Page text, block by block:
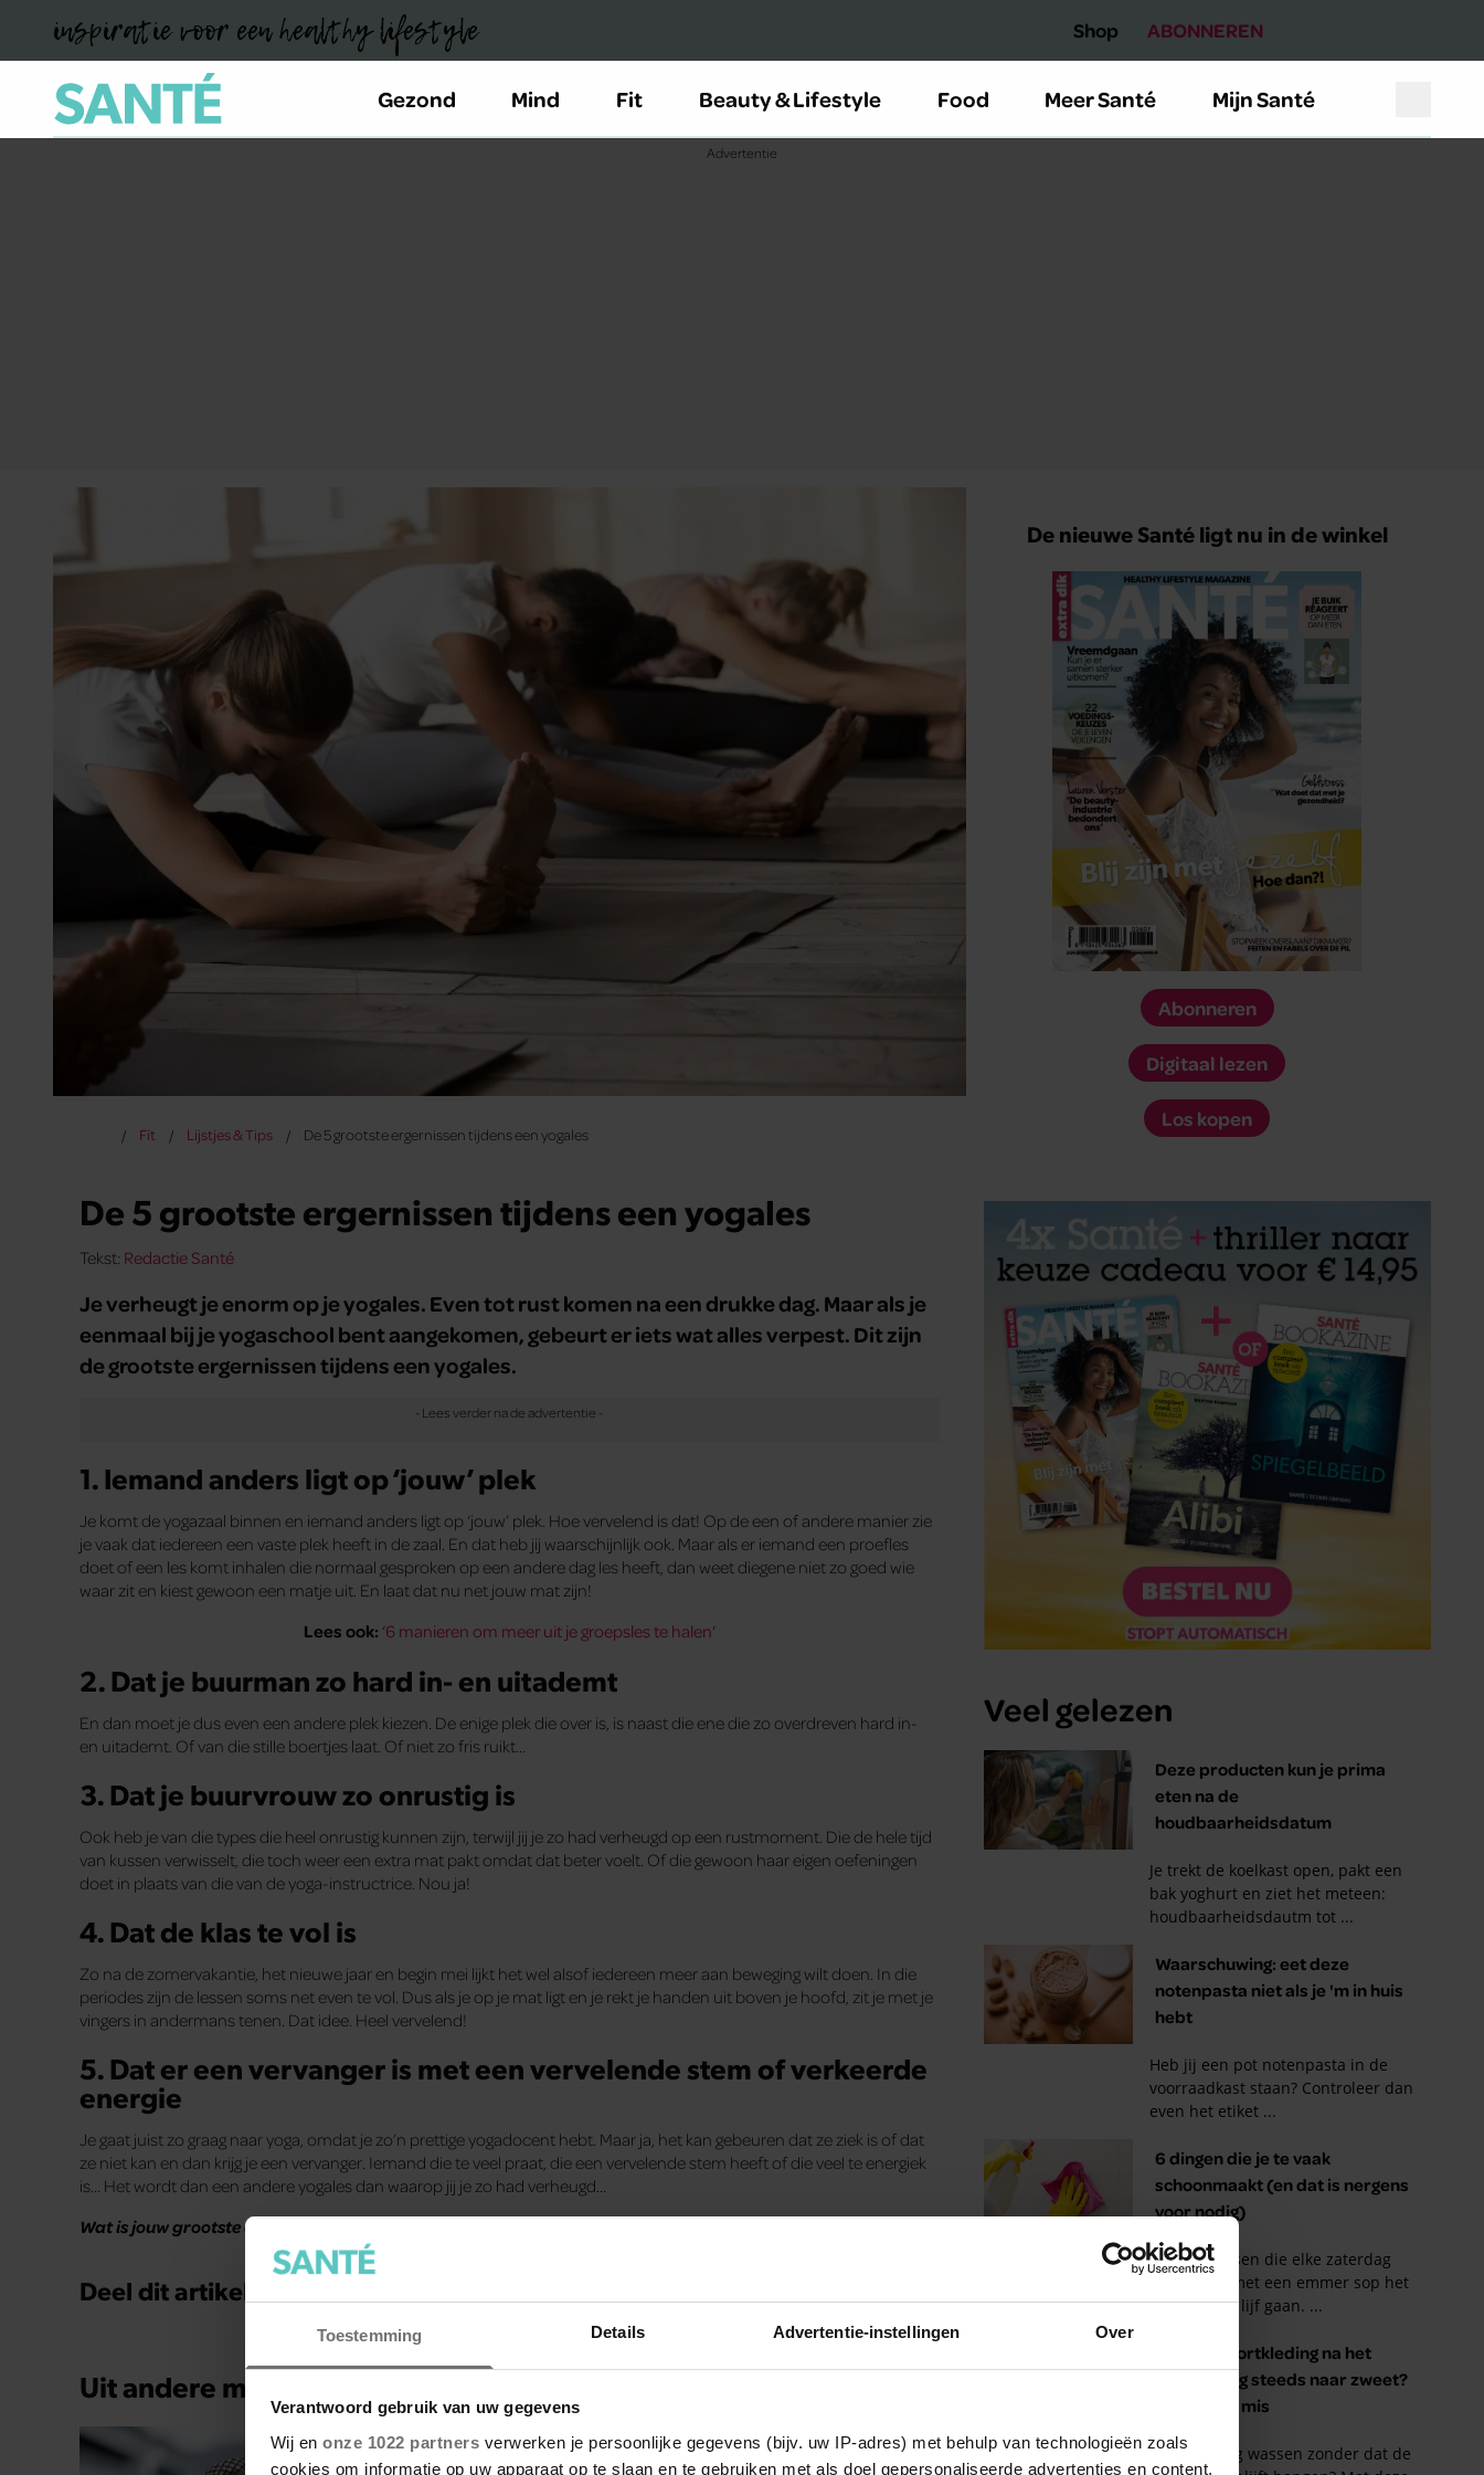
Toestemming Details Advertentie-instellingen Over
Verantwoord gebruik van uw gegevens
Wij en onze 1022 partners verwerken je persoonlijke gegevens (bijv. uw IP-adres) met behulp van technologieën zoals
cookies om informatie op uw apparaat op te slaan en te gebruiken met als doel gepersonaliseerde advertenties en content,
inspiratie voor een healthy lifestyle Shop ABONNEREN
Gezond Mind Fit Beauty & Lifestyle Food Meer Santé Mijn Santé
Fit Lijstjes & Tips De 5 grootste ergernissen tijdens een yogales
De 5 grootste ergernissen tijdens een yogales
Tekst: Redactie Santé
Je verheugt je enorm op je yogales. Even tot rust komen na een drukke dag. Maar als je
eenmaal bij je yogaschool bent aangekomen, gebeurt er iets wat alles verpest. Dit zijn
de grootste ergernissen tijdens een yogales.
1. Iemand anders ligt op ‘jouw’ plek
Je komt de yogazaal binnen en iemand anders ligt op ‘jouw’ plek. Hoe vervelend is dat! Op de een of andere manier zie
je vaak dat iedereen een vaste plek heeft in de zaal. En dat heb jij waarschijnlijk ook. Maar als er iemand een proefles
doet of een les komt inhalen die normaal gesproken op een andere dag les heeft, dan weet diegene niet zo goed wie
waar zit en kiest gewoon een matje uit. En laat dat nu net jouw mat zijn!
Lees ook: ‘6 manieren om meer uit je groepsles te halen‘
2. Dat je buurman zo hard in- en uitademt
En dan moet je dus even een andere plek kiezen. De enige plek die over is, is naast die ene die zo overdreven hard in-
en uitademt. Of van die stille boertjes laat. Of niet zo fris ruikt…
3. Dat je buurvrouw zo onrustig is
Ook heb je van die types die heel onrustig kunnen zijn, terwijl jij je zo had verheugd op een rustmoment. Die de hele tijd
van kussen verwisselt, die toch weer een extra mat pakt omdat dat beter voelt. Of die gewoon haar eigen oefeningen
doet in plaats van die van de yoga-instructrice. Nou ja!
4. Dat de klas te vol is
Zo na de zomervakantie, het nieuwe jaar en begin mei lijkt het wel alsof iedereen meer aan beweging wilt doen. In die
periodes zijn de lessen soms net even te vol. Dus als je op je mat ligt en je rekt je handen uit boven je hoofd, zit je met je
vingers in andermans tenen. Dat idee. Heel vervelend!
5. Dat er een vervanger is met een vervelende stem of verkeerde
energie
Je gaat juist zo graag naar yoga, omdat je zo’n prettige yogadocent hebt. Maar ja, het kan gebeuren dat ze ziek is of dat
ze niet kan en dan krijg je een vervanger. Iemand die te veel praat, die een vervelende stem heeft of die veel te energiek
is… Het wordt dan een andere yogales dan waarop jij je zo had verheugd…
Wat is jouw grootste ergernis?
Deel dit artikel op social media!
Uit andere media
De nieuwe Santé ligt nu in de winkel
Abonneren
Digitaal lezen
Los kopen